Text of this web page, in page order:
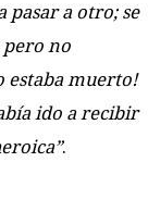
pasar a otro; se
no
estaba muerto!
ido a recibir
.